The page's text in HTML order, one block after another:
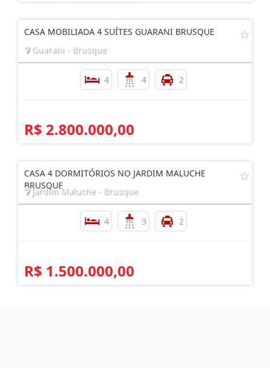
CASA MOBILIADA 4 SUÍTES GUARANI BRUSQUE
Guarani - Brusque
4 4 2
R$ 2.800.000,00
CASA 4 DORMITÓRIOS NO JARDIM MALUCHE
BRUSQUE
Jardim Maluche - Brusque
4 3 2
R$ 1.500.000,00